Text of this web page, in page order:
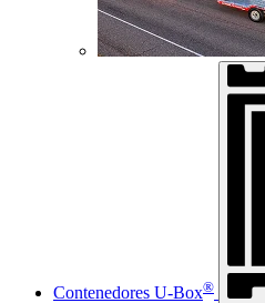
Contenedores U-Box®